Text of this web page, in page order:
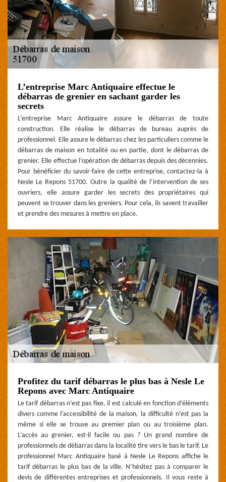
L’entreprise Marc Antiquaire effectue le
débarras de grenier en sachant garder les
secrets
L’entreprise Marc Antiquaire assure le débarras de toute
construction. Elle réalise le débarras de bureau auprès de
professionnel. Elle assure le débarras chez les particuliers comme le
débarras de maison en totalité ou en partie, dont le débarras de
grenier. Elle effectue l’opération de débarras depuis des décennies.
Pour bénéficier du savoir-faire de cette entreprise, contactez-la à
Nesle Le Repons 51700. Outre la qualité de l’intervention de ses
ouvriers, elle assure garder les secrets des propriétaires qui
peuvent se trouver dans les greniers. Pour cela, ils savent travailler
et prendre des mesures à mettre en place.
Profitez du tarif débarras le plus bas à Nesle Le
Repons avec Marc Antiquaire
Le tarif débarras n’est pas fixe, il est calculé en fonction d’éléments
divers comme l’accessibilité de la maison, la difficulté n’est pas la
même si elle se trouve au premier plan ou au troisième plan.
L’accès au grenier, est-il facile ou pas ? Un grand nombre de
professionnels de débarras dans la localité tire vers le bas le tarif. Le
professionnel Marc Antiquaire basé à Nesle Le Repons affiche le
tarif débarras le plus bas de la ville. N’hésitez pas à comparer le
devis de différentes entreprises et professionnels. Il vous reste à